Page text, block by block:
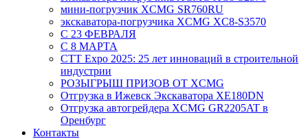
мини-погрузчик XCMG SR760RU
экскаватора-погрузчика XCMG XC8-S3570
С 23 ФЕВРАЛЯ
С 8 МАРТА
CTT Expo 2025: 25 лет инноваций в строительной
индустрии
РОЗЫГРЫШ ПРИЗОВ ОТ XCMG
Отгрузка в Ижевск Экскаватора XE180DN
Отгрузка автогрейдера XCMG GR2205AT в
Оренбург
Контакты